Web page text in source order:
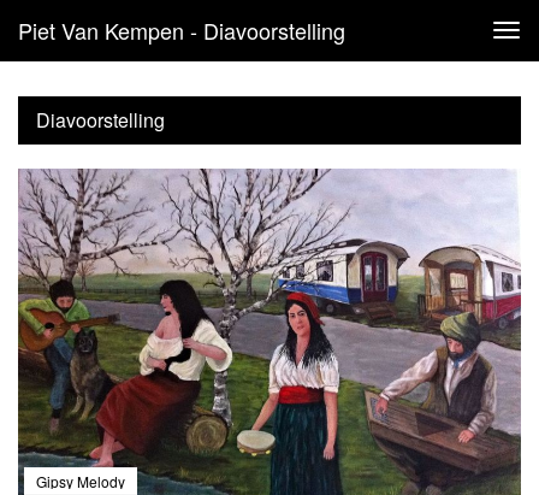
Piet Van Kempen - Diavoorstelling
Diavoorstelling
Gipsy Melody